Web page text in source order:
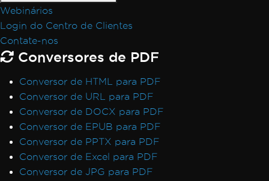
Webinários
Login do Centro de Clientes
Contate-nos
Conversores de PDF
Conversor de HTML para PDF
Conversor de URL para PDF
Conversor de DOCX para PDF
Conversor de EPUB para PDF
Conversor de PPTX para PDF
Conversor de Excel para PDF
Conversor de JPG para PDF